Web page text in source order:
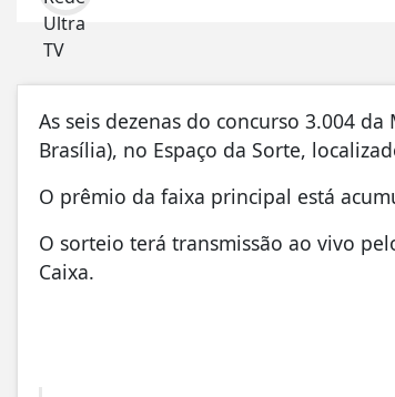
As seis dezenas do concurso 3.004
Brasília), no Espaço da Sorte,
O prêmio da faixa principal está
O sorteio terá transmissão ao vivo
Caixa.